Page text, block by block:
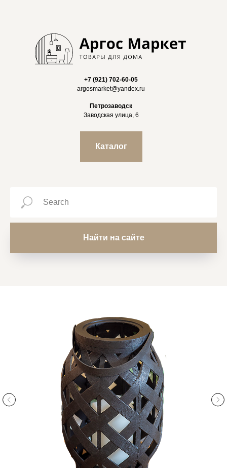
+7 (921) 702-60-05
argosmarket@yandex.ru
Петрозаводск
Заводская улица, 6
Каталог
Найти на сайте